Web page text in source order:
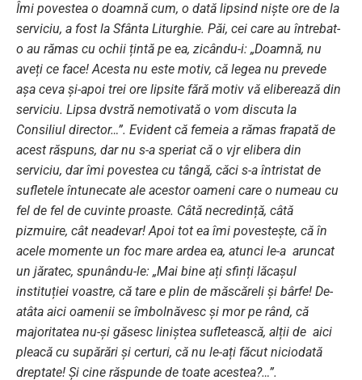
Îmi povestea o doamnă cum, o dată lipsind niște ore de la
serviciu, a fost la Sfânta Liturghie. Păi, cei care au întrebat-
o au rămas cu ochii țintă pe ea, zicându-i: „Doamnă, nu
aveți ce face! Acesta nu este motiv, că legea nu prevede
așa ceva și-apoi trei ore lipsite fără motiv vă eliberează din
serviciu. Lipsa dvstră nemotivată o vom discuta la
Consiliul director…”. Evident că femeia a rămas frapată de
acest răspuns, dar nu s-a speriat că o vjr elibera din
serviciu, dar îmi povestea cu tângă, căci s-a întristat de
sufletele întunecate ale acestor oameni care o numeau cu
fel de fel de cuvinte proaste. Câtă necredință, câtă
pizmuire, cât neadevar! Apoi tot ea îmi povestește, că în
acele momente un foc mare ardea ea, atunci le-a aruncat
un jăratec, spunându-le: „Mai bine ați sfinți lăcașul
instituției voastre, că tare e plin de măscăreli și bârfe! De-
atâta aici oamenii se îmbolnăvesc și mor pe rând, că
majoritatea nu-și găsesc liniștea sufletească, alții de aici
pleacă cu supărări și certuri, că nu le-ați făcut niciodată
dreptate! Și cine răspunde de toate acestea?…”.